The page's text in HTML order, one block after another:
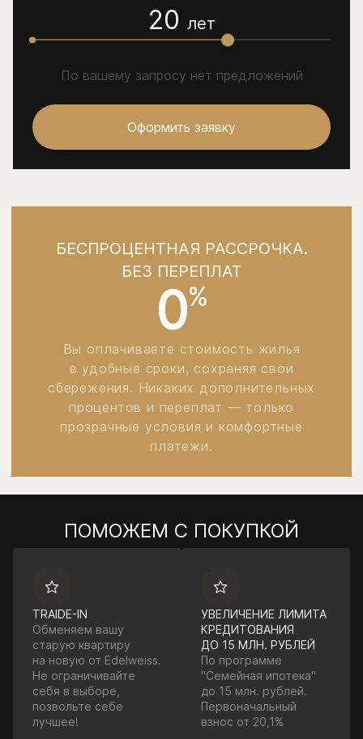
20 лет
По вашему запросу нет предложений
Оформить заявку
БЕСПРОЦЕНТНАЯ РАССРОЧКА.
БЕЗ ПЕРЕПЛАТ
0%
Вы оплачиваете стоимость жилья
в удобные сроки, сохраняя свои
сбережения. Никаких дополнительных
процентов и переплат — только
прозрачные условия и комфортные
платежи.
ПОМОЖЕМ С ПОКУПКОЙ
TRAIDE-IN
Обменяем вашу
старую квартиру
на новую от Edelweiss.
Не ограничивайте
себя в выборе,
позвольте себе
лучшее!
УВЕЛИЧЕНИЕ ЛИМИТА
КРЕДИТОВАНИЯ
ДО 15 МЛН. РУБЛЕЙ
По программе
"Семейная ипотека"
до 15 млн. рублей.
Первоначальный
взнос от 20,1%